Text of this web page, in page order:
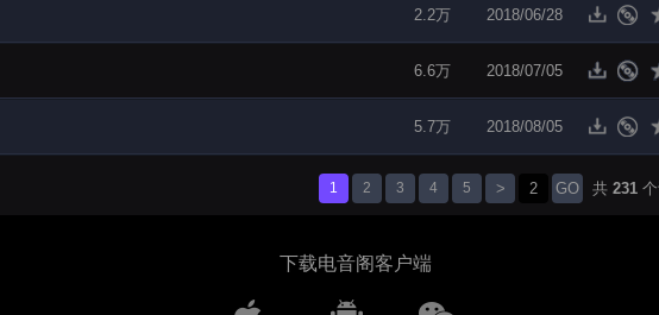
2.2万 2018/06/28
6.6万 2018/07/05
5.7万 2018/08/05
1 2 3 4 5 > GO 共 231
下载电音阁客户端